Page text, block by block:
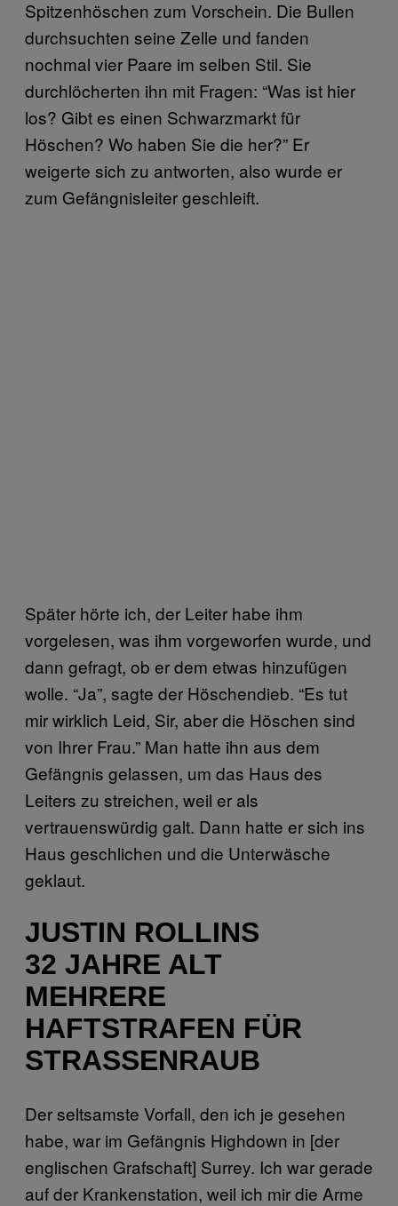
Spitzenhöschen zum Vorschein. Die Bullen
durchsuchten seine Zelle und fanden
nochmal vier Paare im selben Stil. Sie
durchlöcherten ihn mit Fragen: “Was ist hier
los? Gibt es einen Schwarzmarkt für
Höschen? Wo haben Sie die her?” Er
weigerte sich zu antworten, also wurde er
zum Gefängnisleiter geschleift.
Später hörte ich, der Leiter habe ihm
vorgelesen, was ihm vorgeworfen wurde, und
dann gefragt, ob er dem etwas hinzufügen
wolle. “Ja”, sagte der Höschendieb. “Es tut
mir wirklich Leid, Sir, aber die Höschen sind
von Ihrer Frau.” Man hatte ihn aus dem
Gefängnis gelassen, um das Haus des
Leiters zu streichen, weil er als
vertrauenswürdig galt. Dann hatte er sich ins
Haus geschlichen und die Unterwäsche
geklaut.
JUSTIN ROLLINS
32 JAHRE ALT
MEHRERE
HAFTSTRAFEN FÜR
STRASSENRAUB
Der seltsamste Vorfall, den ich je gesehen
habe, war im Gefängnis Highdown in [der
englischen Grafschaft] Surrey. Ich war gerade
auf der Krankenstation, weil ich mir die Arme